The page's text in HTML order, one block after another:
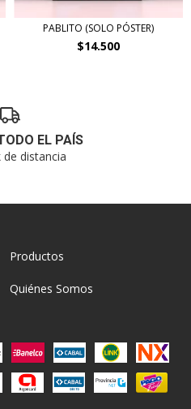
PABLITO (SOLO PÓSTER)
$14.500
EL PAÍS
de distancia
Productos
Quiénes Somos